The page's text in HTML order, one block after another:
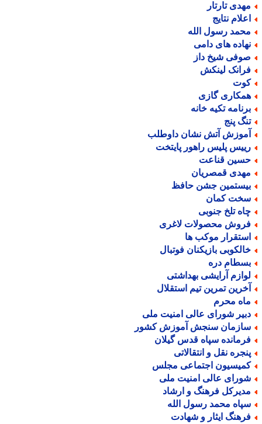
تارتار
نتایج
رسول الله
های دامی
شیخ داز
لینکش
گازی
تکیه خانه
پنج
آتش نشان داوطلب
پلیس راهور پایتخت
قناعت
قمصریان
جشن حافظ
کمان
تلخ جنوبی
محصولات لاغری
موکب ها
بازیکنان فوتبال
دره
آرایشی بهداشتی
تمرین تیم استقلال
محرم
شورای عالی امنیت ملی
سنجش آموزش کشور
سپاه قدس گیلان
نقل و انتقالاتی
اجتماعی مجلس
عالی امنیت ملی
فرهنگ و ارشاد
محمد رسول الله
ایثار و شهادت